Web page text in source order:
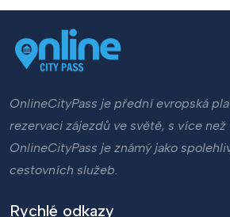
OnlineCityPass je přední evropská
rezervaci zájezdů ve světě, s více než
OnlineCityPass je známý jako
cestovních služeb.
Rychlé odkazy